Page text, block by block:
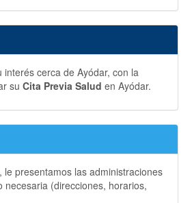
cerca de Ayódar, con la
su Cita Previa Salud en Ayódar.
presentamos las administraciones
(direcciones, horarios,